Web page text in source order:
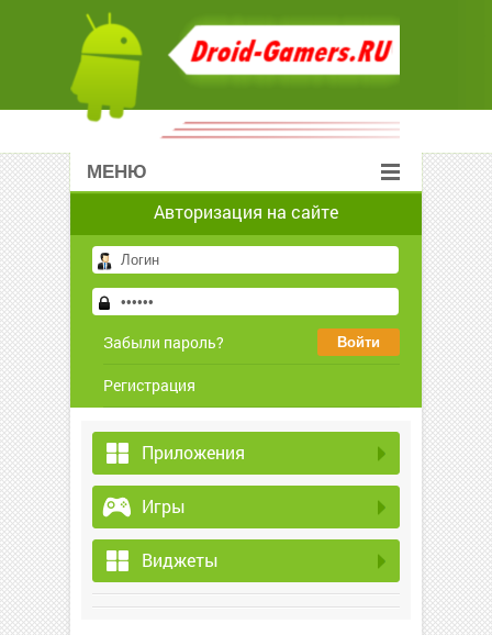
МЕНЮ
Авторизация на сайте
Забыли пароль?
Регистрация
Приложения
Игры
Виджеты